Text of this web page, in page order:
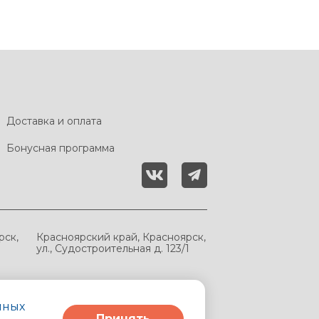
Доставка и оплата
Бонусная программа
Красноярский край, Красноярск,
ул., Судостроительная д. 123/1